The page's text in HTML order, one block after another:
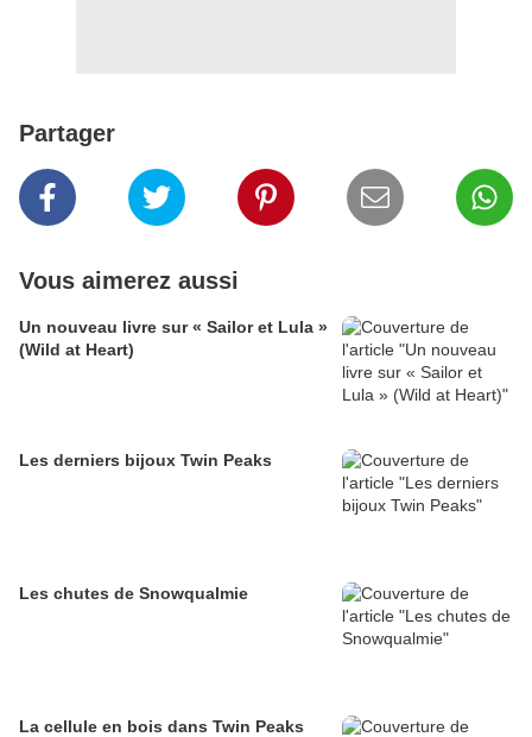
Partager
Vous aimerez aussi
Un nouveau livre sur « Sailor et Lula »
(Wild at Heart)
Les derniers bijoux Twin Peaks
Les chutes de Snowqualmie
La cellule en bois dans Twin Peaks